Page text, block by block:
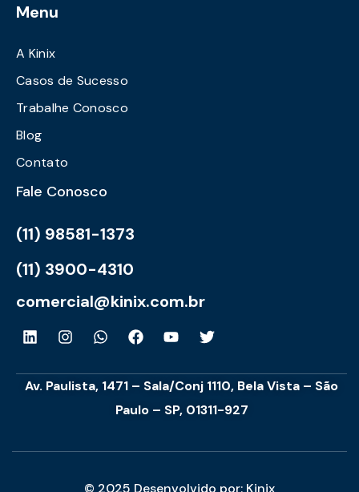
Menu
A Kinix
Casos de Sucesso
Trabalhe Conosco
Blog
Contato
Fale Conosco
(11) 98581-1373
(11) 3900-4310
comercial@kinix.com.br
Av. Paulista, 1471 – Sala/Conj 1110, Bela Vista – São
Paulo – SP, 01311-927